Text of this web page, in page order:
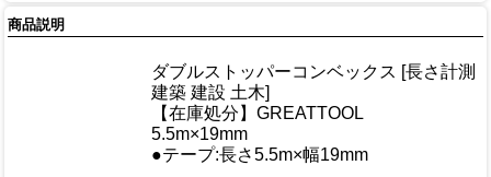
商品説明
ダブルストッパーコンベックス [長さ計測
建築 建設 土木]
【在庫処分】GREATTOOL
5.5m×19mm
●テープ:長さ5.5m×幅19mm